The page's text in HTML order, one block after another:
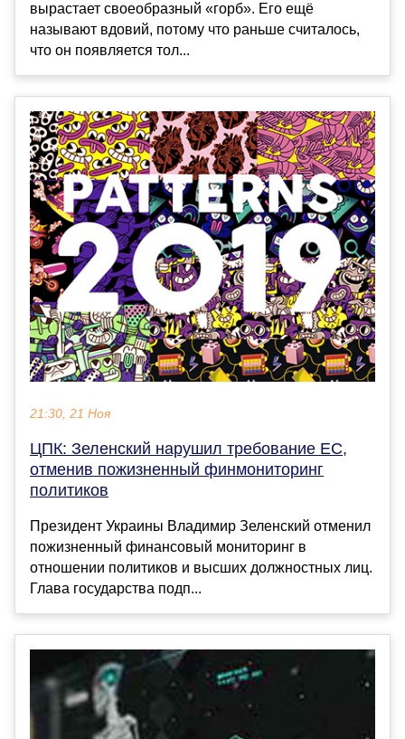
вырастает своеобразный «горб». Его ещё
называют вдовий, потому что раньше считалось,
что он появляется тол...
21:30, 21 Ноя
ЦПК: Зеленский нарушил требование ЕС,
отменив пожизненный финмониторинг
политиков
Президент Украины Владимир Зеленский отменил
пожизненный финансовый мониторинг в
отношении политиков и высших должностных лиц.
Глава государства подп...